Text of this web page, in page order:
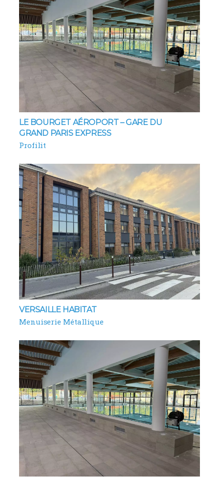
LE BOURGET AÉROPORT – GARE DU
GRAND PARIS EXPRESS
Profilit
VERSAILLE HABITAT
Menuiserie Métallique